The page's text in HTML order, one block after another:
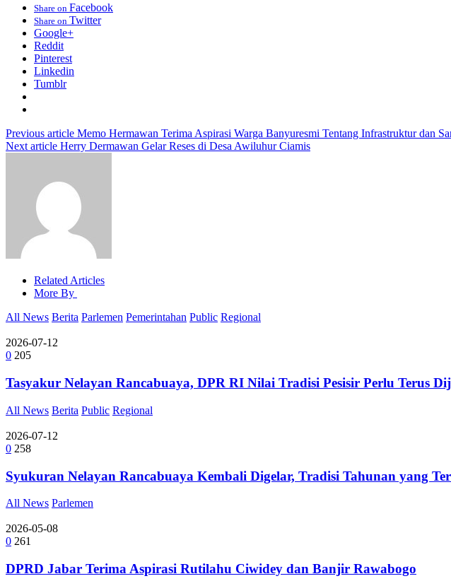
Share on Facebook
Share on Twitter
Google+
Reddit
Pinterest
Linkedin
Tumblr
Previous article Memo Hermawan Terima Aspirasi Warga Banyuresmi Tentang Infrastruktur dan
Next article Herry Dermawan Gelar Reses di Desa Awiluhur Ciamis
Related Articles
More By
All News Berita Parlemen Pemerintahan Public Regional
2026-07-12
0 205
Tasyakur Nelayan Rancabuaya, DPR RI Nilai Tradisi Pesisir Perlu Terus
All News Berita Public Regional
2026-07-12
0 258
Syukuran Nelayan Rancabuaya Kembali Digelar, Tradisi Tahunan yang
All News Parlemen
2026-05-08
0 261
DPRD Jabar Terima Aspirasi Rutilahu Ciwidey dan Banjir Rawabogo